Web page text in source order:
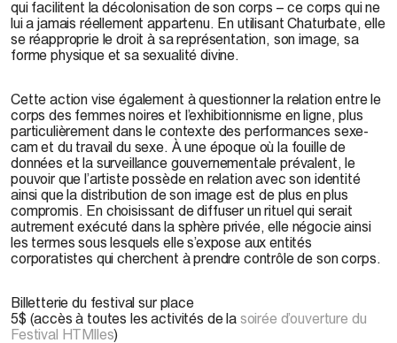
qui facilitent la décolonisation de son corps – ce corps qui ne
lui a jamais réellement appartenu. En utilisant Chaturbate, elle
se réapproprie le droit à sa représentation, son image, sa
forme physique et sa sexualité divine.
Cette action vise également à questionner la relation entre le
corps des femmes noires et l’exhibitionnisme en ligne, plus
particulièrement dans le contexte des performances sexe-
cam et du travail du sexe. À une époque où la fouille de
données et la surveillance gouvernementale prévalent, le
pouvoir que l’artiste possède en relation avec son identité
ainsi que la distribution de son image est de plus en plus
compromis. En choisissant de diffuser un rituel qui serait
autrement exécuté dans la sphère privée, elle négocie ainsi
les termes sous lesquels elle s’expose aux entités
corporatistes qui cherchent à prendre contrôle de son corps.
Billetterie du festival sur place
5$ (accès à toutes les activités de la soirée d’ouverture du
Festival HTMlles)